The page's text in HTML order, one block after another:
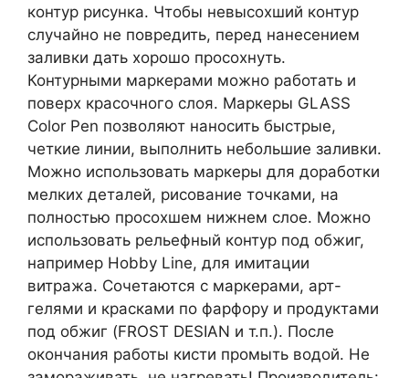
контур рисунка. Чтобы невысохший контур
случайно не повредить, перед нанесением
заливки дать хорошо просохнуть.
Контурными маркерами можно работать и
поверх красочного слоя. Маркеры GLASS
Color Pen позволяют наносить быстрые,
четкие линии, выполнить небольшие заливки.
Можно использовать маркеры для доработки
мелких деталей, рисование точками, на
полностью просохшем нижнем слое. Можно
использовать рельефный контур под обжиг,
например Hobby Line, для имитации
витража. Сочетаются с маркерами, арт-
гелями и красками по фарфору и продуктами
под обжиг (FROST DESIAN и т.п.). После
окончания работы кисти промыть водой. Не